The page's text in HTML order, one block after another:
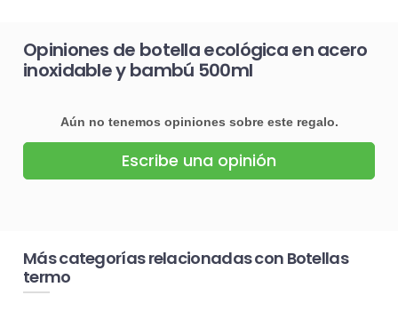
Opiniones de botella ecológica en acero
inoxidable y bambú 500ml
Aún no tenemos opiniones sobre este regalo.
Escribe una opinión
Más categorías relacionadas con Botellas
termo